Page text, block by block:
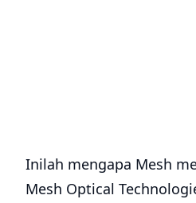
Inilah mengapa Mesh
Mesh Optical